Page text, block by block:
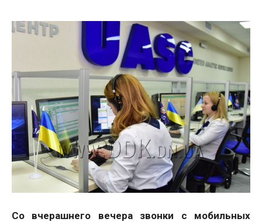
Со вчерашнего вечера звонки с мобильных